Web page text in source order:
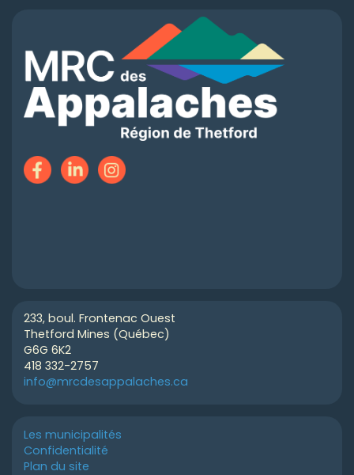
233, boul. Frontenac Ouest
Thetford Mines (Québec)
G6G 6K2
418 332-2757
info@mrcdesappalaches.ca
Les municipalités
Confidentialité
Plan du site